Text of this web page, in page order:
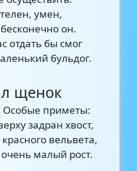
умен,
он.
отдать бы смог
бульдог.
щенок
приметы:
задран хвост,
вельвета,
малый рост.